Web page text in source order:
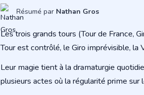
Résumé par Nathan Gros
Les trois grands tours (Tour de France,
Tour est contrôlé, le Giro imprévisible, la
Leur magie tient à la dramaturgie
plusieurs actes où la régularité prime